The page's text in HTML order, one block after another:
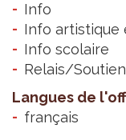
Info
Info artistique
Info scolaire
Relais/
Langues de
français